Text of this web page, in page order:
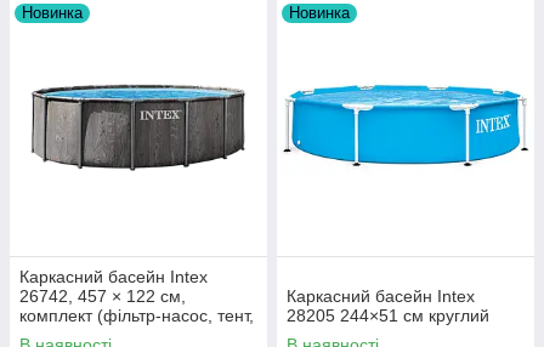
Новинка
Каркасний басейн Intex
26742, 457 × 122 см,
комплект (фільтр-насос, тент,
підстилка, драбина)
Новинка
Каркасний басейн Intex
28205 244×51 см круглий